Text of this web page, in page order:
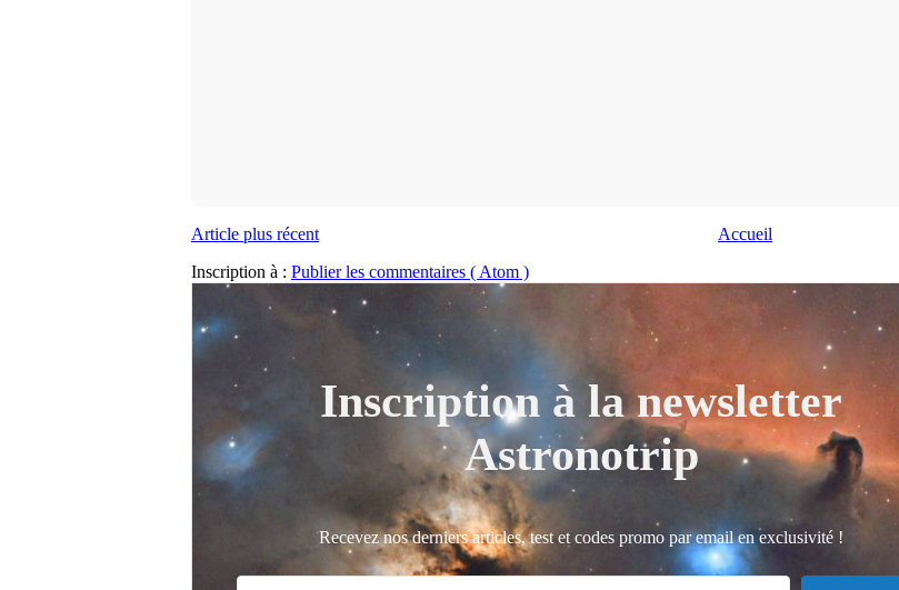
Article plus récent
Accueil
Inscription à : Publier les commentaires ( Atom )
Inscription à la newsletter
Astronotrip
Recevez nos derniers articles, test et codes promo par email en exclusivité !